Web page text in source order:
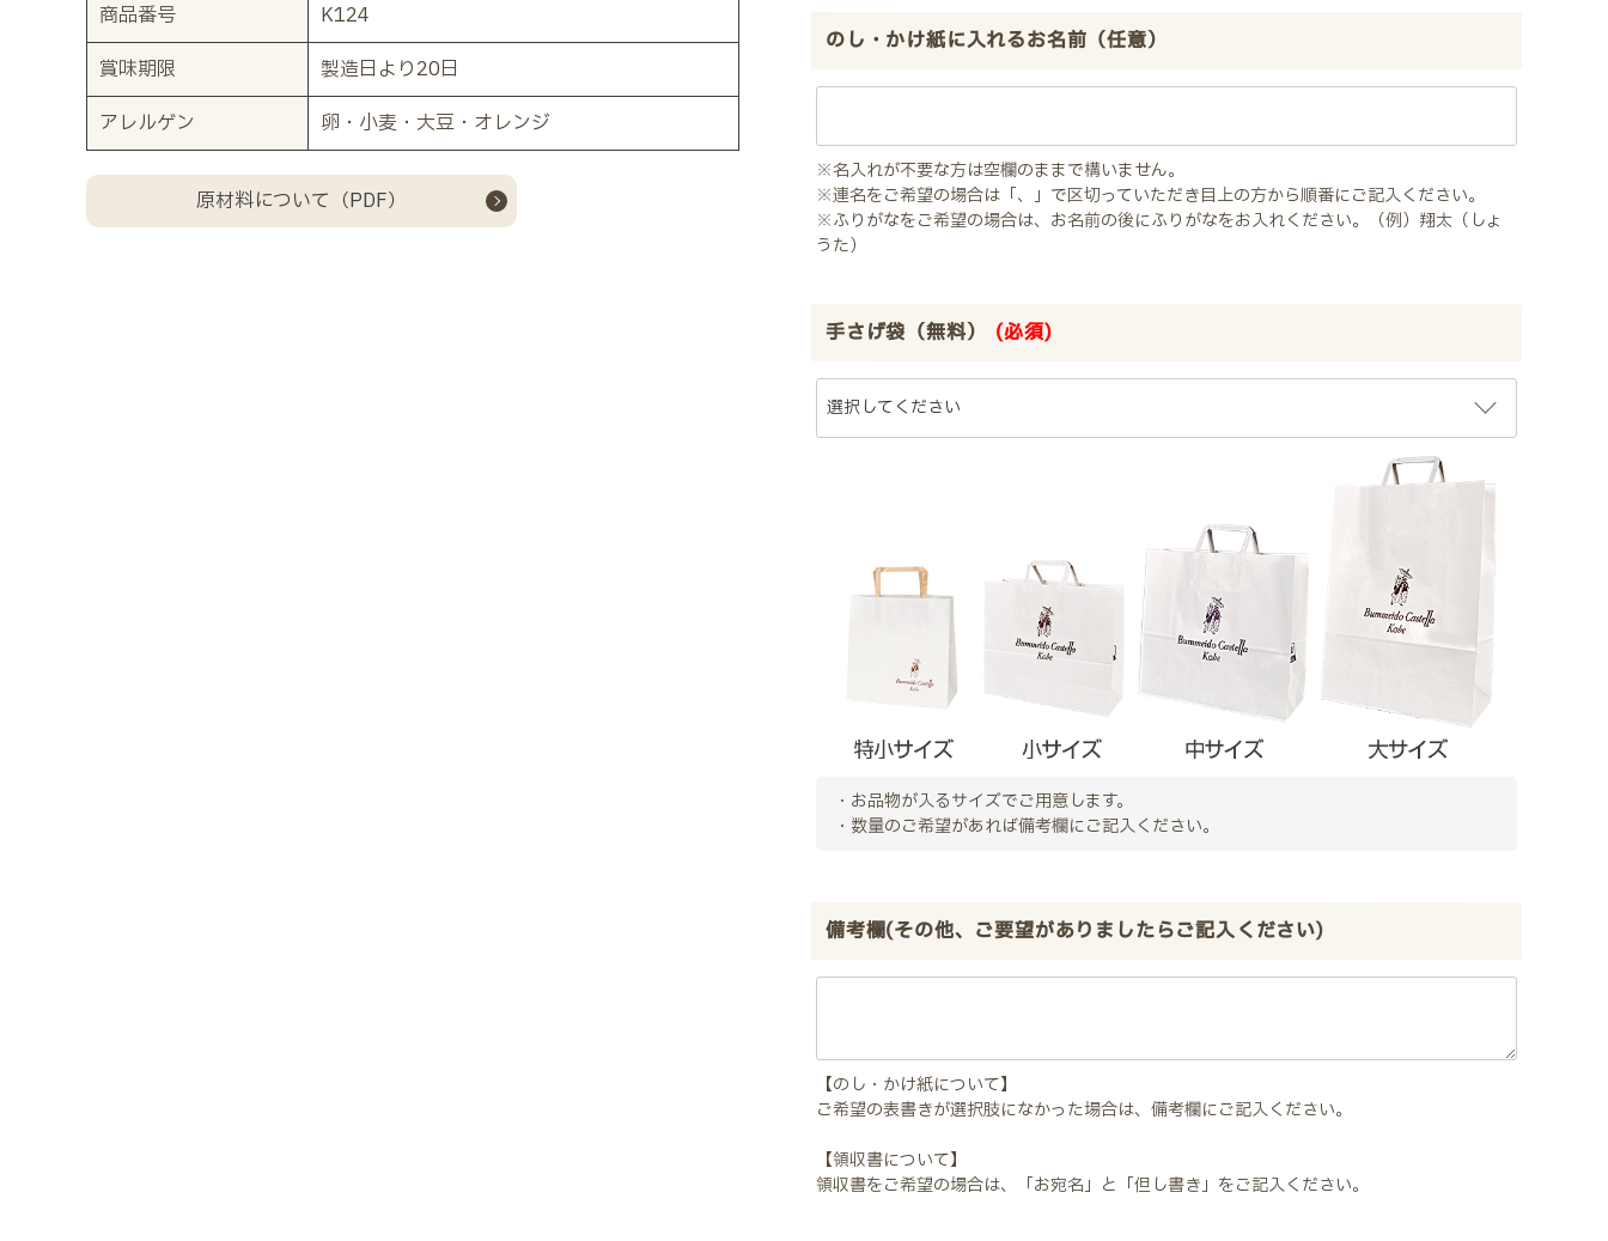
商品番号
K124
賞味期限
製造日より20日
アレルゲン
卵・小麦・大豆・オレンジ
原材料について（PDF）
のし・かけ紙に入れるお名前（任意）
※名入れが不要な方は空欄のままで構いません。
※連名をご希望の場合は「、」で区切っていただき目上の方から順番にご記入ください。
※ふりがなをご希望の場合は、お名前の後にふりがなをお入れください。（例）翔太（しょ
うた）
手さげ袋（無料） (必須)
・お品物が入るサイズでご用意します。
・数量のご希望があれば備考欄にご記入ください。
備考欄(その他、ご要望がありましたらご記入ください)
【のし・かけ紙について】
ご希望の表書きが選択肢になかった場合は、備考欄にご記入ください。
【領収書について】
領収書をご希望の場合は、「お宛名」と「但し書き」をご記入ください。